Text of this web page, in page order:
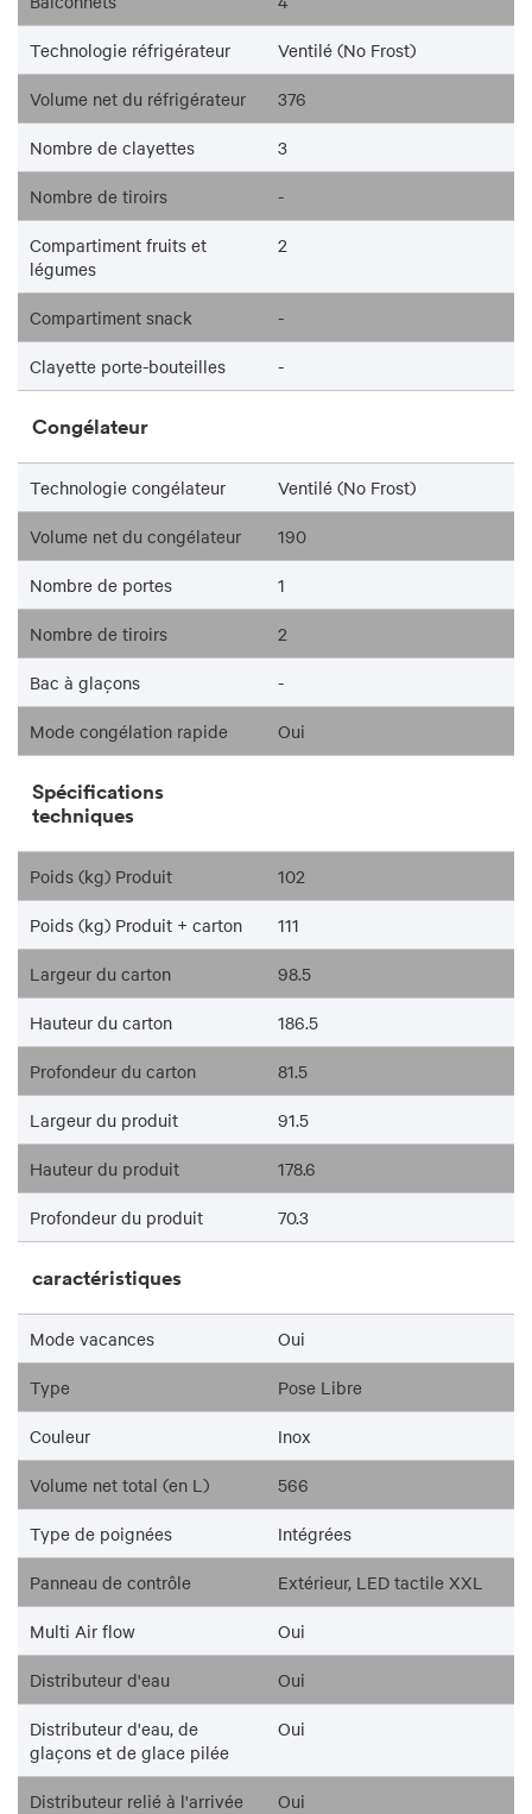
Technologie réfrigérateur Ventilé (No Frost)
Volume net du réfrigérateur 376
Nombre de clayettes 3
Nombre de tiroirs -
Compartiment fruits et
légumes
2
Compartiment snack -
Clayette porte-bouteilles -
Congélateur
Technologie congélateur Ventilé (No Frost)
Volume net du congélateur 190
Nombre de portes 1
Nombre de tiroirs 2
Bac à glaçons -
Mode congélation rapide Oui
Spécifications
techniques
Poids (kg) Produit 102
Poids (kg) Produit + carton 111
Largeur du carton 98.5
Hauteur du carton 186.5
Profondeur du carton 81.5
Largeur du produit 91.5
Hauteur du produit 178.6
Profondeur du produit 70.3
caractéristiques
Mode vacances Oui
Type Pose Libre
Couleur Inox
Volume net total (en L) 566
Type de poignées Intégrées
Panneau de contrôle Extérieur, LED tactile XXL
Multi Air flow Oui
Distributeur d'eau Oui
Distributeur d'eau, de
glaçons et de glace pilée
Oui
Distributeur relié à l'arrivée
Oui